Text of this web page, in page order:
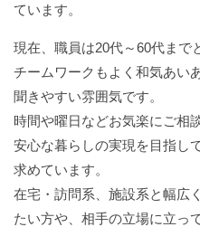
ています。
現在、職員は20代～60代まで
チームワークもよく和気あい
聞きやすい雰囲気です。
時間や曜日などお気楽にご相
安心な暮らしの実現を目指し
求めています。
在宅・訪問系、施設系と幅広
たい方や、相手の立場に立っ